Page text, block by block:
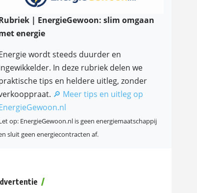
| EnergieGewoon: slim omgaan
energie
wordt steeds duurder en
In deze rubriek delen we
tips en heldere uitleg, zonder
🔎 Meer tips en uitleg op
op: EnergieGewoon.nl is geen energiemaatschappij
sluit geen energiecontracten af.